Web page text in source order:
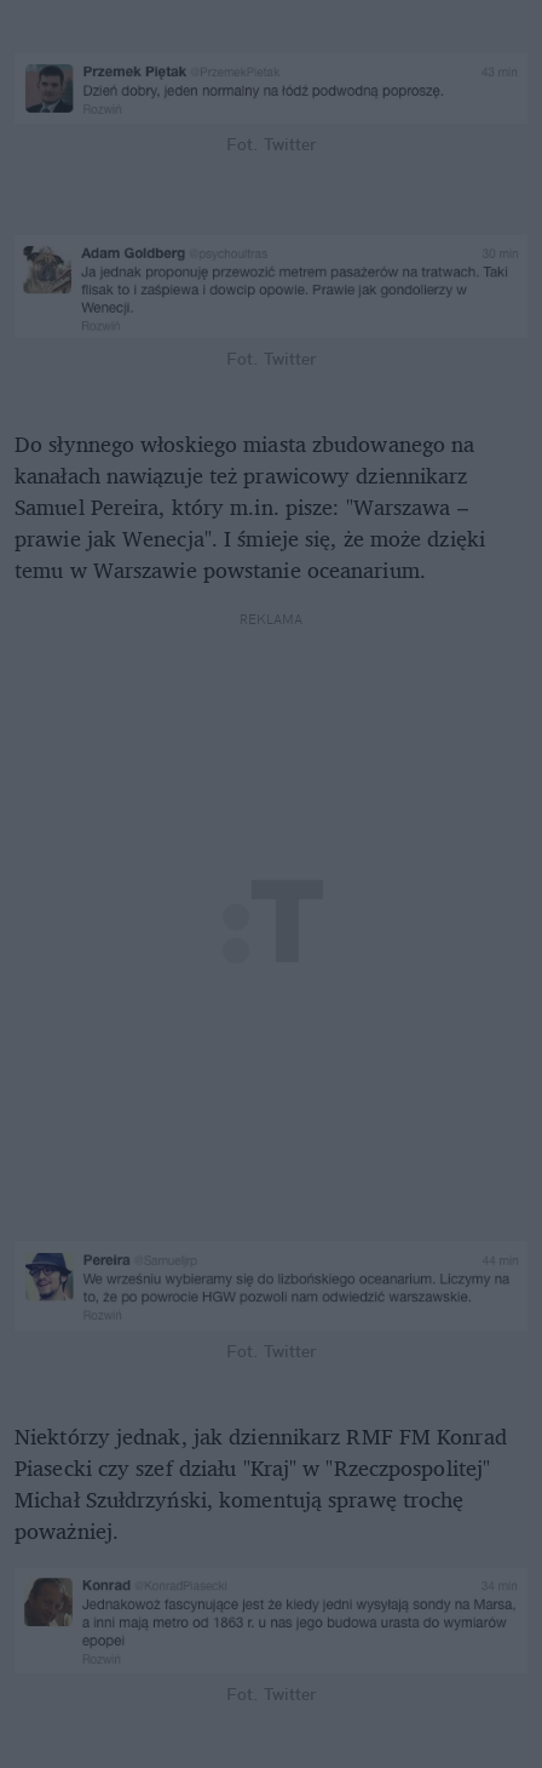
Fot. Twitter
Fot. Twitter
Do słynnego włoskiego miasta zbudowanego na
kanałach nawiązuje też prawicowy dziennikarz
Samuel Pereira, który m.in. pisze: "Warszawa –
prawie jak Wenecja". I śmieje się, że może dzięki
temu w Warszawie powstanie oceanarium.
REKLAMA
Fot. Twitter
Niektórzy jednak, jak dziennikarz RMF FM Konrad
Piasecki czy szef działu "Kraj" w "Rzeczpospolitej"
Michał Szułdrzyński, komentują sprawę trochę
poważniej.
Fot. Twitter